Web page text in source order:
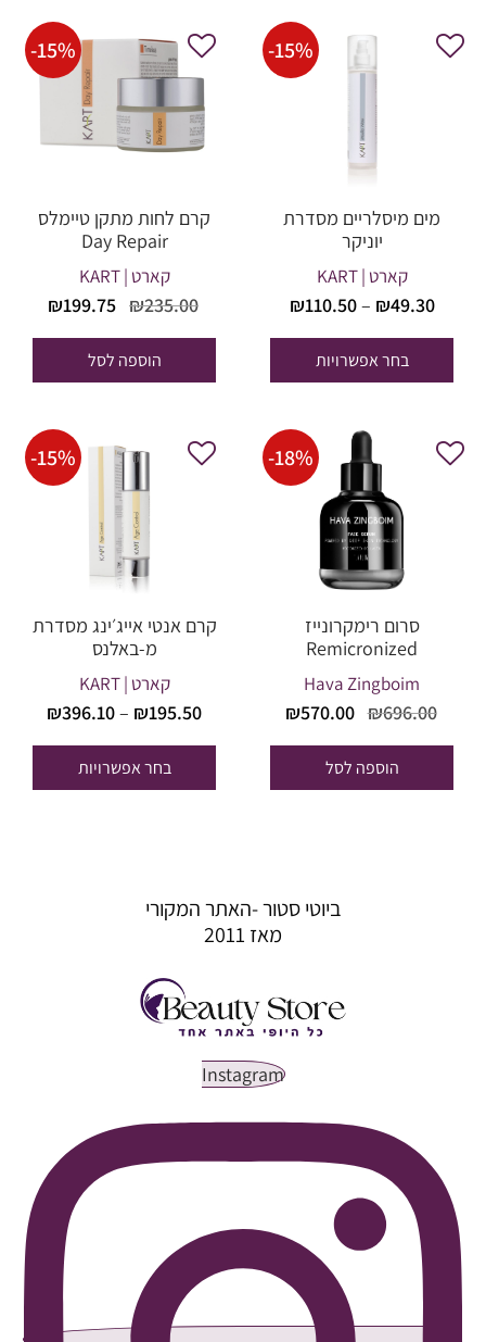
-15%
מים מיסלריים מסדרת
יוניקר
קארט | KART
₪49.30
–
₪110.50
⁦₪110.50⁩
בחר אפשרויות
-15%
קרם לחות מתקן טיימלס
Day Repair
קארט | KART
₪235.00
המחיר
₪235.00.
₪199.75
הוספה לסל
-18%
סרום רימקרונייז
Remicronized
Hava Zingboim
₪696.00
המחיר
₪696.00.
₪570.00
הוספה לסל
-15%
קרם אנטי אייג׳ינג מסדרת
מ-באלנס
קארט | KART
₪195.50
–
₪396.10
בחר אפשרויות
ביוטי סטור -האתר המקורי
מאז 2011
Instagram